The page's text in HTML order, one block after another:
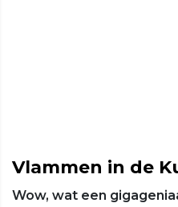
Vlammen in de
Wow, wat een